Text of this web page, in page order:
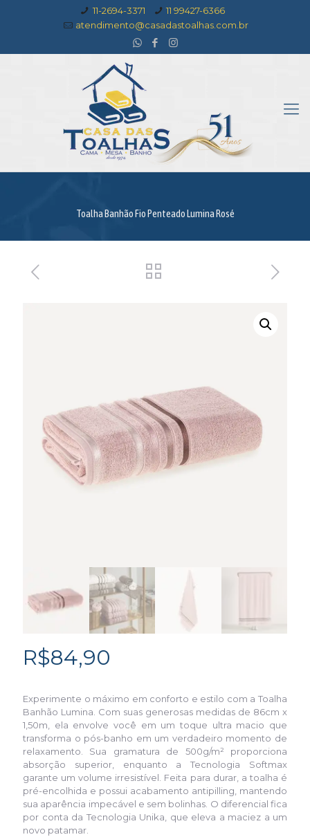
11-2694-3371
11 99427-6366
atendimento@casadastoalhas.com.br
Toalha Banhão Fio Penteado Lumina Rosé
R$84,90
Experimente o máximo em conforto e estilo com a Toalha
Banhão Lumina. Com suas generosas medidas de 86cm x
1,50m, ela envolve você em um toque ultra macio que
transforma o pós-banho em um verdadeiro momento de
relaxamento. Sua gramatura de 500g/m² proporciona
absorção superior, enquanto a Tecnologia Softmax
garante um volume irresistível. Feita para durar, a toalha é
pré-encolhida e possui acabamento antipilling, mantendo
sua aparência impecável e sem bolinhas. O diferencial fica
por conta da Tecnologia Unika, que eleva a maciez a um
novo patamar.